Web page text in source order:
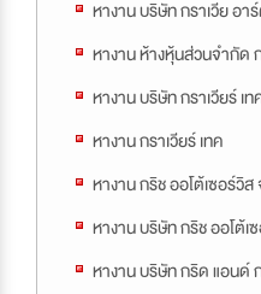
หางาน บริษัท กราเวีย อา
หางาน ห้างหุ้นส่วนจำกัด
หางาน บริษัท กราเวียร์ เ
หางาน กราเวียร์ เทค
หางาน กริช ออโต้เซอร์วิ
หางาน บริษัท กริช ออโต้เ
หางาน บริษัท กริด แอนด์